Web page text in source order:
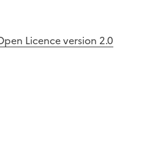
Licence version 2.0